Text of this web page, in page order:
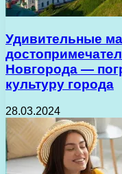
Удивительные
Новгорода —
культуру города
28.03.2024